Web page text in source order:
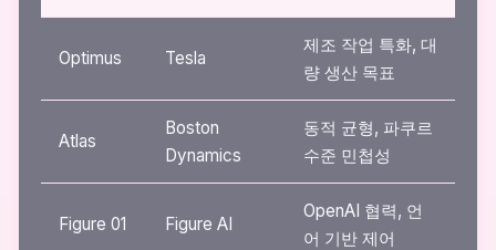
Optimus Tesla
제조 작업 특화, 대
량 생산 목표
Atlas
Boston
Dynamics
동적 균형, 파쿠르
수준 민첩성
Figure 01 Figure AI
OpenAI 협력, 언
어 기반 제어